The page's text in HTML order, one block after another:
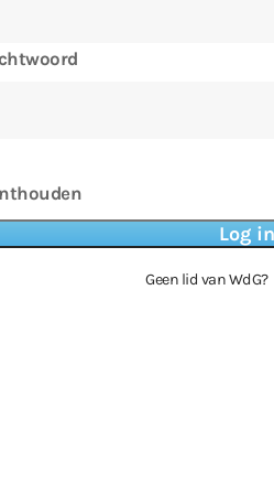
Geen lid van WdG?